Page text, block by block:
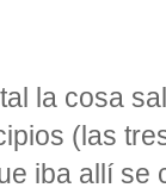
la cosa
(las
iba allí